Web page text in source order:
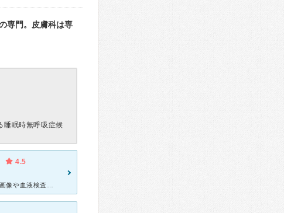
専門。皮膚科は専
睡眠時無呼吸症候
4.5